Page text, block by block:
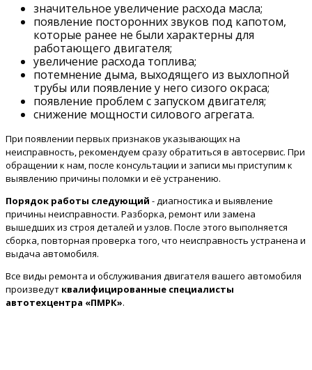
значительное увеличение расхода масла;
появление посторонних звуков под капотом,
которые ранее не были характерны для
работающего двигателя;
увеличение расхода топлива;
потемнение дыма, выходящего из выхлопной
трубы или появление у него сизого окраса;
появление проблем с запуском двигателя;
снижение мощности силового агрегата.
При появлении первых признаков указывающих на
неисправность, рекомендуем сразу обратиться в автосервис. При
обращении к нам, после консультации и записи мы приступим к
выявлению причины поломки и её устранению.
Порядок работы следующий - диагностика и выявление
причины неисправности. Разборка, ремонт или замена
вышедших из строя деталей и узлов. После этого выполняется
сборка, повторная проверка того, что неисправность устранена и
выдача автомобиля.
Все виды ремонта и обслуживания двигателя вашего автомобиля
произведут квалифицированные специалисты
автотехцентра «ПМРК».